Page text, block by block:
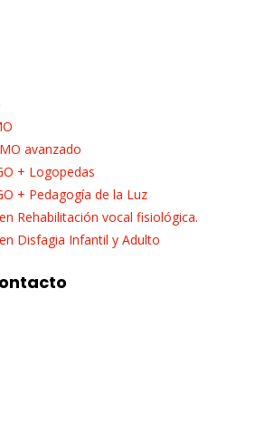
avanzado
+ Logopedas
+ Pedagogía de la Luz
Rehabilitación vocal fisiológica.
Disfagia Infantil y Adulto